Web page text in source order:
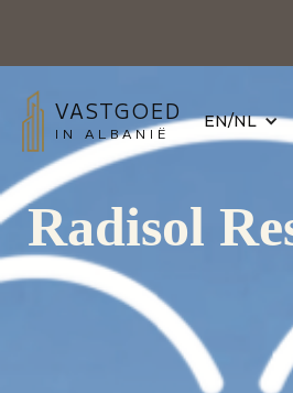
VASTGOED
IN ALBANIË
EN/NL
Radisol